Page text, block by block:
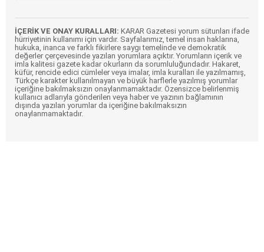
İÇERİK VE ONAY KURALLARI: KARAR Gazetesi yorum sütunları ifade
hürriyetinin kullanımı için vardır. Sayfalarımız, temel insan haklarına,
hukuka, inanca ve farklı fikirlere saygı temelinde ve demokratik
değerler çerçevesinde yazılan yorumlara açıktır. Yorumların içerik ve
imla kalitesi gazete kadar okurların da sorumluluğundadır. Hakaret,
küfür, rencide edici cümleler veya imalar, imla kuralları ile yazılmamış,
Türkçe karakter kullanılmayan ve büyük harflerle yazılmış yorumlar
içeriğine bakılmaksızın onaylanmamaktadır. Özensizce belirlenmiş
kullanıcı adlarıyla gönderilen veya haber ve yazının bağlamının
dışında yazılan yorumlar da içeriğine bakılmaksızın
onaylanmamaktadır.